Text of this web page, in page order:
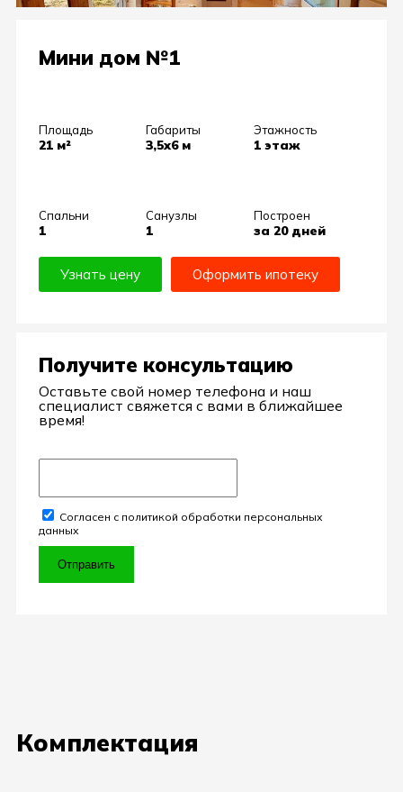
Мини дом №1
Площадь
21 м²
Габариты
3,5х6 м
Этажность
1 этаж
Спальни
1
Санузлы
1
Построен
за 20 дней
Узнать цену Оформить ипотеку
Получите консультацию
Оставьте свой номер телефона и наш
специалист свяжется с вами в ближайшее
время!
Согласен с политикой обработки персональных
данных
Отправить
Комплектация